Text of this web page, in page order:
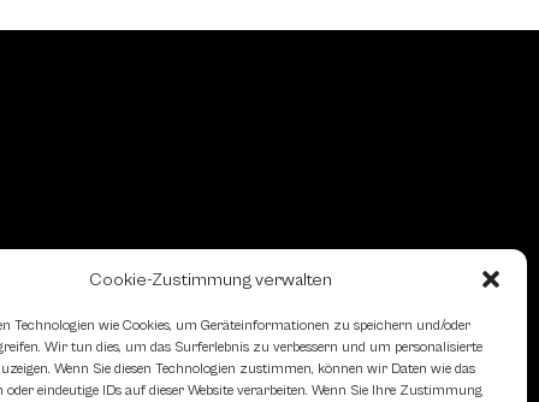
Cookie-Zustimmung verwalten
Technologien wie Cookies, um Geräteinformationen zu speichern und/oder
Wir tun dies, um das Surferlebnis zu verbessern und um personalisierte
Wenn Sie diesen Technologien zustimmen, können wir Daten wie das
oder eindeutige IDs auf dieser Website verarbeiten. Wenn Sie Ihre Zustimmung